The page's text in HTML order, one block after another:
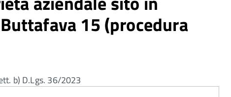
15 (procedura
b) D.Lgs. 36/2023